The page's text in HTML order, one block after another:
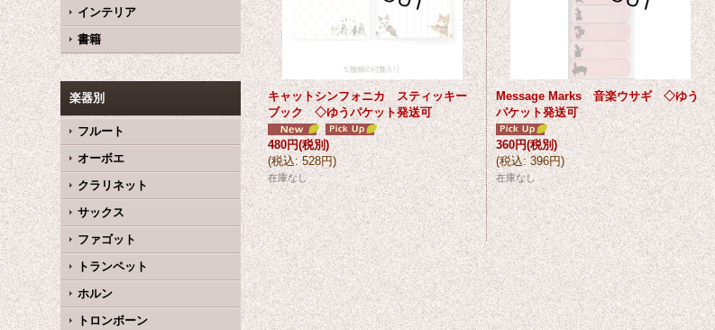
インテリア
書籍
楽器別
フルート
オーボエ
クラリネット
サックス
ファゴット
トランペット
ホルン
トロンボーン
キャットシンフォニカ スティッキー
ブック ◇ゆうパケット発送可
480円(税別)
(税込: 528円)
在庫なし
Message Marks 音楽ウサギ ◇ゆう
パケット発送可
360円(税別)
(税込: 396円)
在庫なし